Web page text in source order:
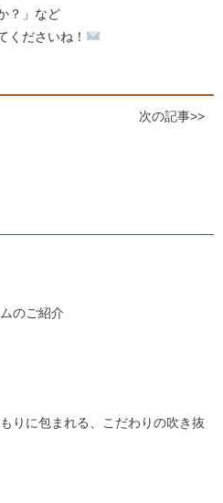
？」など
くださいね！
次の記事>>
のご紹介
りに包まれる、こだわりの吹き抜